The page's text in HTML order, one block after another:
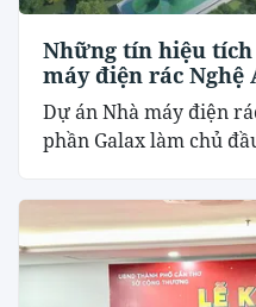
Những tín hiệu
máy điện rác Nghệ
Dự án Nhà máy điện
phần Galax làm chủ